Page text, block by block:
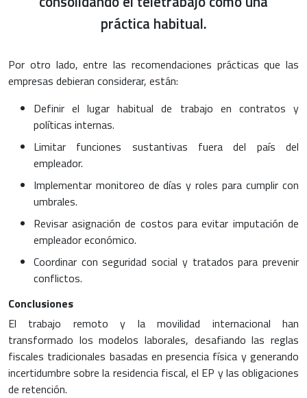
práctica habitual.
Por otro lado, entre las recomendaciones prácticas que las
empresas debieran considerar, están:
Definir el lugar habitual de trabajo en contratos y
políticas internas.
Limitar funciones sustantivas fuera del país del
empleador.
Implementar monitoreo de días y roles para cumplir con
umbrales.
Revisar asignación de costos para evitar imputación de
empleador económico.
Coordinar con seguridad social y tratados para prevenir
conflictos.
Conclusiones
El trabajo remoto y la movilidad internacional han
transformado los modelos laborales, desafiando las reglas
fiscales tradicionales basadas en presencia física y generando
incertidumbre sobre la residencia fiscal, el EP y las obligaciones
de retención.